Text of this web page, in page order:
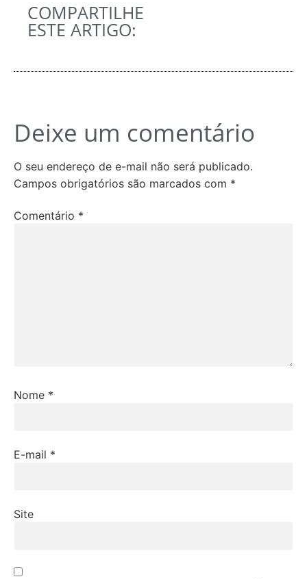
COMPARTILHE
ESTE ARTIGO:
Deixe um comentário
O seu endereço de e-mail não será publicado.
Campos obrigatórios são marcados com *
Comentário *
Nome *
E-mail *
Site